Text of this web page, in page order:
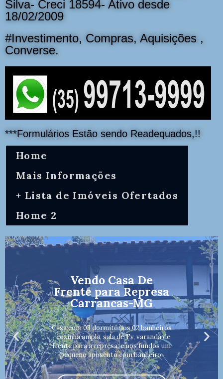
Silva- Creci 18594- Ativo desde
18/02/2009
#Investimento, Compras, Aquisições ,
Converse.
***Formulários Estão sendo Readequados,!!
Home
Mais Informações
+ Lista de Imóveis Ofertados
Home 2
Vendo Casa De
Frente para Represa
Carrancas-MG
Casa com 03 dormitórios,02 banheiros
, cozinha ampla, sala de Tv, varanda de
frente para a represa, e nos fundos um
pequeno aposento com banheiro.